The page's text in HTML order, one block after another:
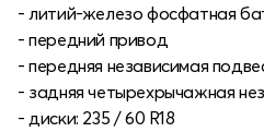
- литий-железо фосфатная
- передний привод
- передняя независимая
- задняя четырехрычажная
- диски: 235 / 60 R18